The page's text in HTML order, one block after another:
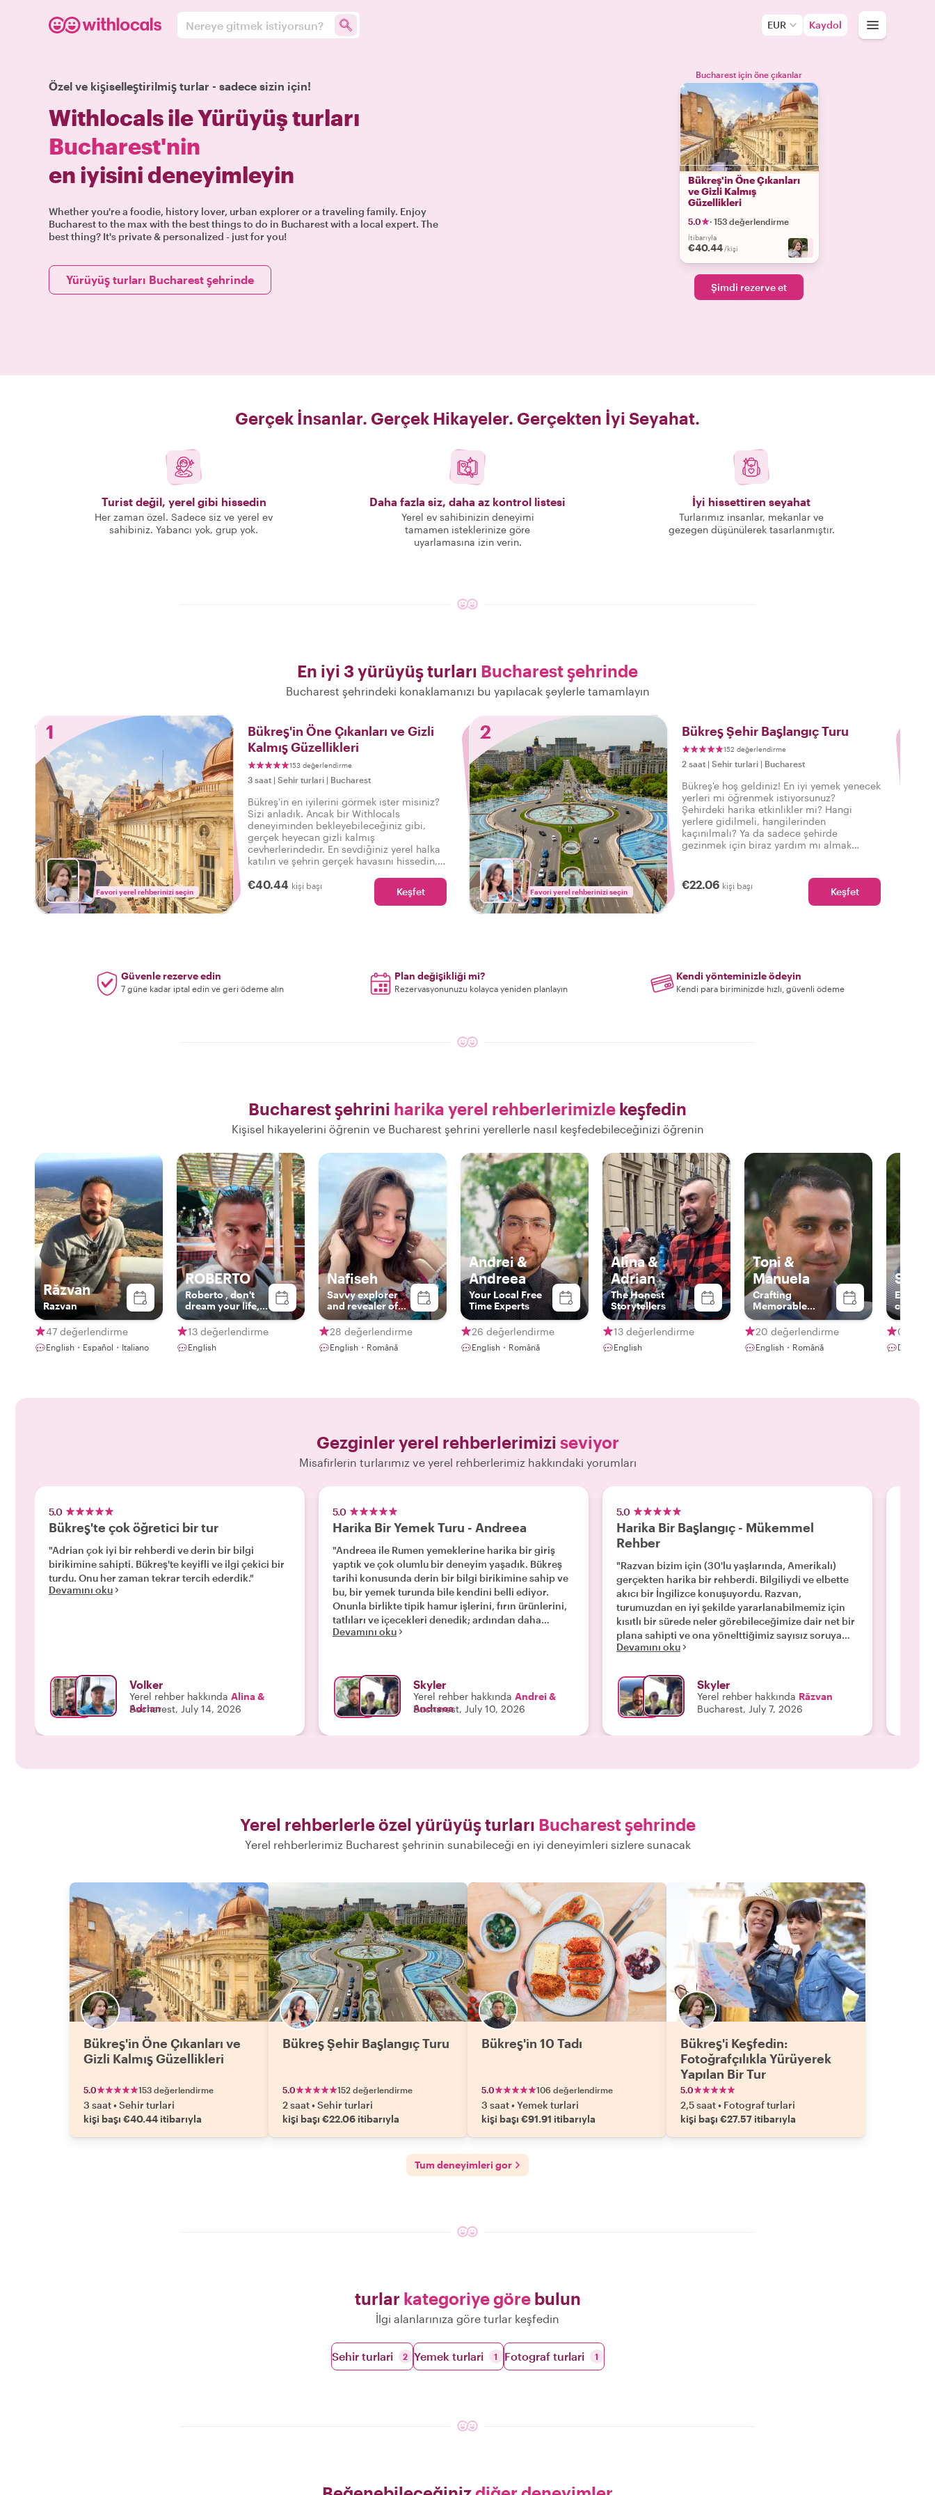
Nereye gitmek istiyorsun? EUR Kaydol
Özel ve kişiselleştirilmiş turlar - sadece sizin için!
Withlocals ile Yürüyüş turları
Bucharest'nin
en iyisini deneyimleyin
Whether you're a foodie, history lover, urban explorer or a traveling family. Enjoy
Bucharest to the max with the best things to do in Bucharest with a local expert. The
best thing? It's private & personalized - just for you!
Yürüyüş turları Bucharest şehrinde
Bucharest için öne çıkanlar
Bükreş'in Öne Çıkanları
ve Gizli Kalmış
Güzellikleri
5.0 · 153 değerlendirme
İtibarıyla
€40.44 /kişi +6
Şimdi rezerve et
Gerçek İnsanlar. Gerçek Hikayeler. Gerçekten İyi Seyahat.
Turist değil, yerel gibi hissedin
Her zaman özel. Sadece siz ve yerel ev
sahibiniz. Yabancı yok, grup yok.
Daha fazla siz, daha az kontrol listesi
Yerel ev sahibinizin deneyimi
tamamen isteklerinize göre
uyarlamasına izin verin.
İyi hissettiren seyahat
Turlarımız insanlar, mekanlar ve
gezegen düşünülerek tasarlanmıştır.
En iyi 3 yürüyüş turları Bucharest şehrinde
Bucharest şehrindeki konaklamanızı bu yapılacak şeylerle tamamlayın
1
Favori yerel rehberinizi seçin
Bükreş'in Öne Çıkanları ve Gizli
Kalmış Güzellikleri
153 değerlendirme
3 saat | Sehir turlari | Bucharest
Bükreş'in en iyilerini görmek ister misiniz?
Sizi anladık. Ancak bir Withlocals
deneyiminden bekleyebileceğiniz gibi,
gerçek heyecan gizli kalmış
cevherlerindedir. En sevdiğiniz yerel halka
katılın ve şehrin gerçek havasını hissedin,
söyleyebilirsiniz: Gerçek Bükreş'i
€40.44 kişi başı Keşfet
2
Favori yerel rehberinizi seçin
Bükreş Şehir Başlangıç Turu
152 değerlendirme
2 saat | Sehir turlari | Bucharest
Bükreş'e hoş geldiniz! En iyi yemek yenecek
yerleri mi öğrenmek istiyorsunuz?
Şehirdeki harika etkinlikler mi? Hangi
yerlere gidilmeli, hangilerinden
kaçınılmalı? Ya da sadece şehirde
gezinmek için biraz yardım mı almak
yapmak için Bükreş'e mükemmel bir giriş
yapın.
€22.06 kişi başı Keşfet
Güvenle rezerve edin
7 güne kadar iptal edin ve geri ödeme alın
Plan değişikliği mi?
Rezervasyonunuzu kolayca yeniden planlayın
Kendi yönteminizle ödeyin
Kendi para biriminizde hızlı, güvenli ödeme
Bucharest şehrini harika yerel rehberlerimizle keşfedin
Kişisel hikayelerini öğrenin ve Bucharest şehrini yerellerle nasıl keşfedebileceğinizi öğrenin
Răzvan
Razvan
47 değerlendirme
English・Español・Italiano
ROBERTO
Roberto , don't
dream your life,
live your dream!
13 değerlendirme
English
Nafiseh
Savvy explorer
and revealer of
city flavors and
inner beauties
28 değerlendirme
English・Română
Andrei &
Andreea
Your Local Free
Time Experts
26 değerlendirme
English・Română
Alina &
Adrian
The Honest
Storytellers
13 değerlendirme
English
Toni &
Manuela
Crafting
Memorable
Journeys
Through
Romania
20 değerlendirme
English・Română
curator
0
Deutsch
Gezginler yerel rehberlerimizi seviyor
Misafirlerin turlarımız ve yerel rehberlerimiz hakkındaki yorumları
5.0
Bükreş'te çok öğretici bir tur
"Adrian çok iyi bir rehberdi ve derin bir bilgi
birikimine sahipti. Bükreş'te keyifli ve ilgi çekici bir
turdu. Onu her zaman tekrar tercih ederdik."
Devamını oku
Volker
Yerel rehber hakkında Alina &
Adrian
Bucharest, July 14, 2026
5.0
Harika Bir Yemek Turu - Andreea
"Andreea ile Rumen yemeklerine harika bir giriş
yaptık ve çok olumlu bir deneyim yaşadık. Bükreş
tarihi konusunda derin bir bilgi birikimine sahip ve
bu, bir yemek turunda bile kendini belli ediyor.
Onunla birlikte tipik hamur işlerini, fırın ürünlerini,
tatlıları ve içecekleri denedik; ardından daha
doyurucu yemekler yemek için Andreea ile birlikte
öneri listesi verdi."
Devamını oku
Skyler
Yerel rehber hakkında Andrei &
Andreea
Bucharest, July 10, 2026
5.0
Harika Bir Başlangıç - Mükemmel
Rehber
"Razvan bizim için (30'lu yaşlarında, Amerikalı)
gerçekten harika bir rehberdi. Bilgiliydi ve elbette
akıcı bir İngilizce konuşuyordu. Razvan,
turumuzdan en iyi şekilde yararlanabilmemiz için
kısıtlı bir sürede neler görebileceğimize dair net bir
plana sahipti ve ona yönelttiğimiz sayısız soruya
rağmen bizi programımıza sadık tuttu. Bükreş'in
yardımcı olan açıklayıcı örneklerle (büyük
tabletinde) çok hazırlıklı gelmişti. Onu tutmanızı
şiddetle tavsiye ederiz; sadece yeteneğinden dolayı
değil, aynı zamanda 90'lar pop kültürü
Devamını oku
Skyler
Yerel rehber hakkında Răzvan
Bucharest, July 7, 2026
Yerel rehberlerle özel yürüyüş turları Bucharest şehrinde
Yerel rehberlerimiz Bucharest şehrinin sunabileceği en iyi deneyimleri sizlere sunacak
Bükreş'in Öne Çıkanları ve
Gizli Kalmış Güzellikleri
5.0 153 değerlendirme
3 saat•Sehir turlari
kişi başı €40.44 itibarıyla
Bükreş Şehir Başlangıç Turu
5.0 152 değerlendirme
2 saat•Sehir turlari
kişi başı €22.06 itibarıyla
Bükreş'in 10 Tadı
5.0 106 değerlendirme
3 saat•Yemek turlari
kişi başı €91.91 itibarıyla
Bükreş'i Keşfedin:
Fotoğrafçılıkla Yürüyerek
Yapılan Bir Tur
5.0
2,5 saat• Fotograf turlari
kişi başı €27.57 itibarıyla
Tum deneyimleri gor
turlar kategoriye görebulun
İlgi alanlarınıza göre turlar keşfedin
Sehir turlari 2 Yemek turlari 1 Fotograf turlari 1